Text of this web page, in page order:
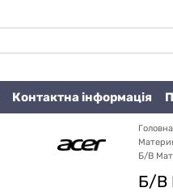
Контактна інформація
Головна
Б/В
Б/В